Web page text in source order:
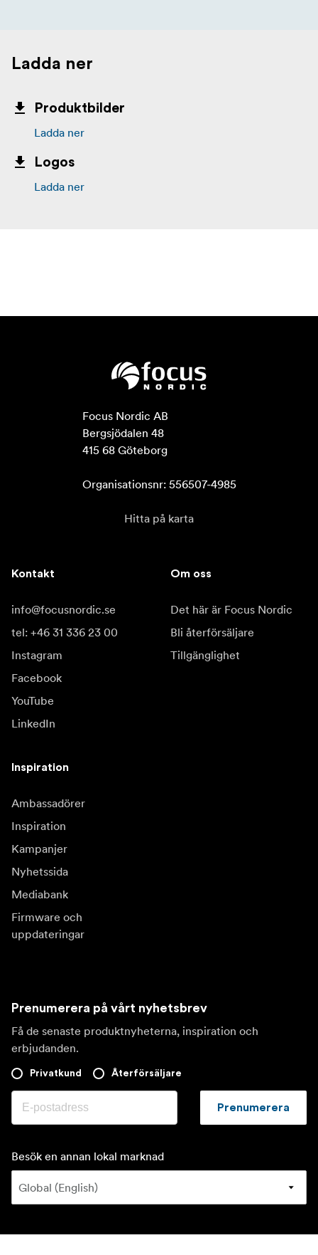
Ladda ner
Produktbilder
Ladda ner
Logos
Ladda ner
Focus Nordic AB
Bergsjödalen 48
415 68 Göteborg
Organisationsnr: 556507-4985
Hitta på karta
Kontakt
info@focusnordic.se
tel: +46 31 336 23 00
Instagram
Facebook
YouTube
LinkedIn
Om oss
Det här är Focus Nordic
Bli återförsäljare
Tillgänglighet
Inspiration
Ambassadörer
Inspiration
Kampanjer
Nyhetssida
Mediabank
Firmware och
uppdateringar
Prenumerera på vårt nyhetsbrev
Få de senaste produktnyheterna, inspiration och
erbjudanden.
Privatkund Återförsäljare
Prenumerera
Besök en annan lokal marknad